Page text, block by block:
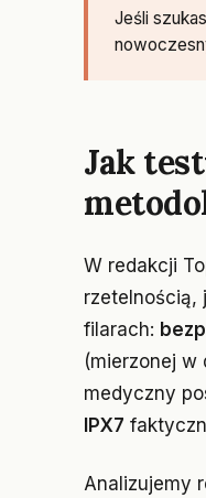
Jeśli
Jak
W redakcji
rzetelnością,
filarach:
(mierzonej w
medyczny
IPX7
Analizujemy